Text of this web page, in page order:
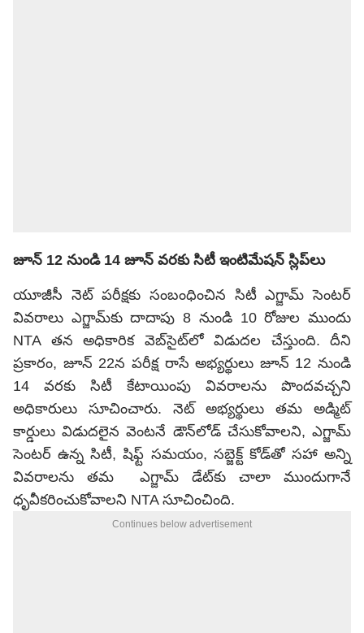
జూన్ 12 నుండి 14 జూన్ వరకు సిటీ ఇంటిమేషన్ స్లిప్‌లు
యూజీసీ నెట్ పరీక్షకు సంబంధించిన సిటీ ఎగ్జామ్ సెంటర్
వివరాలు ఎగ్జామ్‌కు దాదాపు 8 నుండి 10 రోజుల ముందు
NTA తన అధికారిక వెబ్‌సైట్‌లో విడుదల చేస్తుంది. దీని
ప్రకారం, జూన్ 22న పరీక్ష రాసే అభ్యర్థులు జూన్ 12 నుండి
14 వరకు సిటీ కేటాయింపు వివరాలను పొందవచ్చని
అధికారులు సూచించారు. నెట్ అభ్యర్థులు తమ అడ్మిట్
కార్డులు విడుదలైన వెంటనే డౌన్‌లోడ్ చేసుకోవాలని, ఎగ్జామ్
సెంటర్ ఉన్న సిటీ, షిఫ్ట్ సమయం, సబ్జెక్ట్ కోడ్‌తో సహా అన్ని
వివరాలను తమ ఎగ్జామ్ డేట్‌కు చాలా ముందుగానే
ధృవీకరించుకోవాలని NTA సూచించింది.
Continues below advertisement